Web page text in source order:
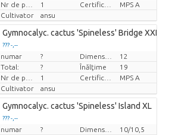
1
MPS A
Cultivator
ansu
Gymnocalyc. cactus 'Spineless' Bridge XXL
??? -,--
Pret per bucata
numar ?
12
Total:
? Înălţime
19
1
MPS A
Cultivator
ansu
Gymnocalyc. cactus 'Spineless' Island XL
??? -,--
Pret per bucata
numar ?
10/10,5